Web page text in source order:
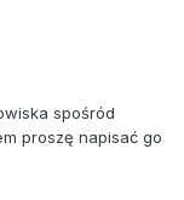
spośród
proszę napisać go